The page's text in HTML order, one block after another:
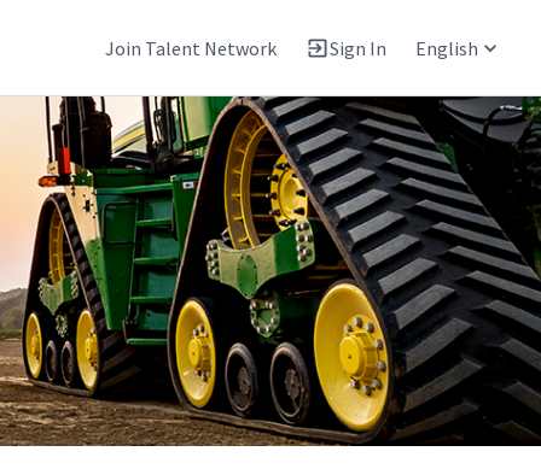
Join Talent Network Sign In English